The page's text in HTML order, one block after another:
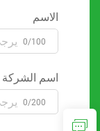
الاسم
0/100
اسم الشركة
0/200